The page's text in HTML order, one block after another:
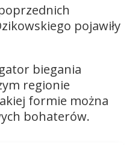
pojawiły
biegania
regionie
formie można
bohaterów.